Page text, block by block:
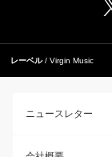
レーベル Virgin Music
ニュースレター